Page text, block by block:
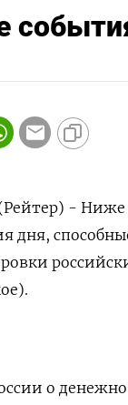
- Ниже
дня,
о